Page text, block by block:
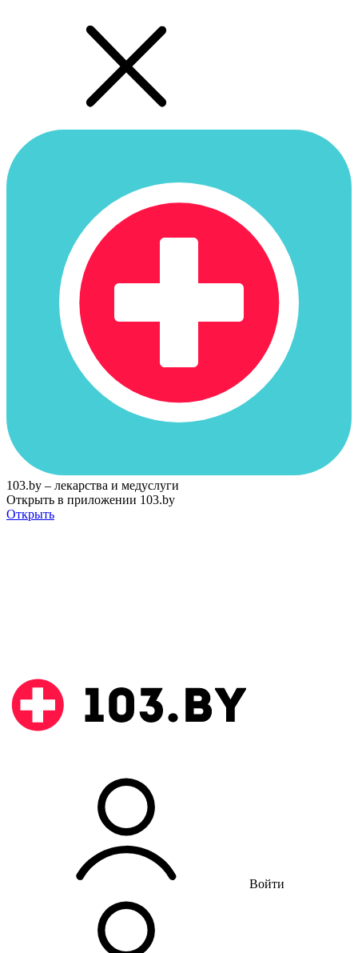
103.by – лекарства и медуслуги
Открыть в приложении 103.by
Открыть
Войти